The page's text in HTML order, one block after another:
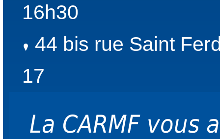
16h30
44 bis rue Saint
17
La CARMF vous